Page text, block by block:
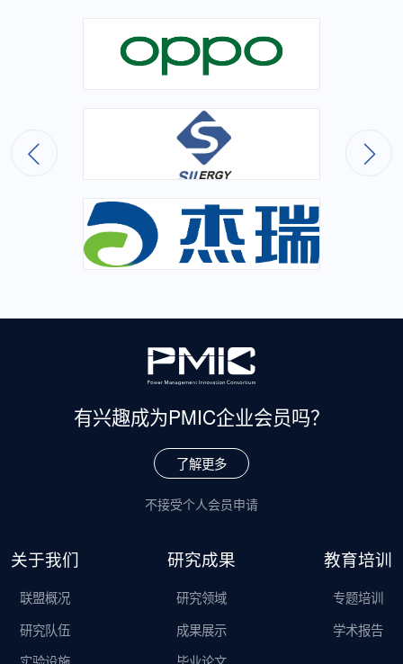
有兴趣成为PMIC企业会员吗？
了解更多
不接受个人会员申请
关于我们
联盟概况
研究队伍
研究成果
研究领域
成果展示
教育培训
专题培训
学术报告